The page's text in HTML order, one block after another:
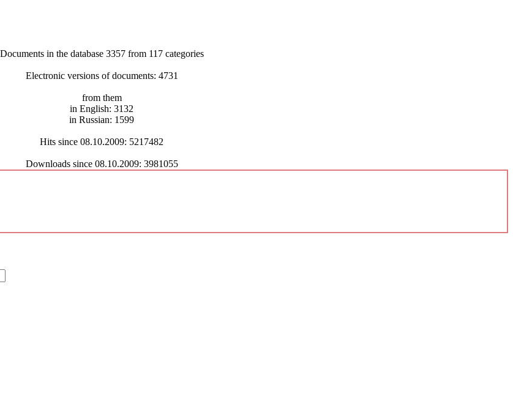
Documents in the database 3357 from 117 categories
Electronic versions of documents: 4731
from them
in English: 3132
in Russian: 1599
Hits since 08.10.2009: 5217482
Downloads since 08.10.2009: 3981055